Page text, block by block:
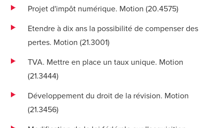
Projet d'impôt numérique. Motion (20.4575)
Etendre à dix ans la possibilité de compenser des
pertes. Motion (21.3001)
TVA. Mettre en place un taux unique. Motion
(21.3444)
Développement du droit de la révision. Motion
(21.3456)